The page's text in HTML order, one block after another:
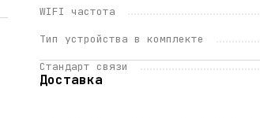
WIFI частота
Тип устройства в комплекте
Стандарт связи
Доставка